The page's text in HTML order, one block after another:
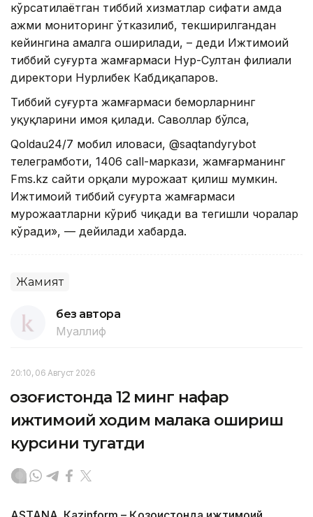
кўрсатилаётган тиббий хизматлар сифати ҳамда
ҳажми мониторинг ўтказилиб, текширилгандан
кейингина амалга оширилади, – деди Ижтимоий
тиббий суғурта жамғармаси Нур-Султан филиали
директори Нурлибек Кабдиқапаров.
Тиббий суғурта жамғармаси беморларнинг
ҳуқуқларини ҳимоя қилади. Саволлар бўлса,
Qoldau24/7 мобил иловаси, @saqtandyrybot
телеграмботи, 1406 cаll-маркази, жамғарманинг
Fms.kz сайти орқали мурожаат қилиш мумкин.
Ижтимоий тиббий суғурта жамғармаси
мурожаатларни кўриб чиқади ва тегишли чоралар
кўради», — дейилади хабарда.
Жамият
без автора
Муаллиф
20:10, 06 Август 2026
Қозоғистонда 12 минг нафар
ижтимоий ходим малака ошириш
курсини тугатди